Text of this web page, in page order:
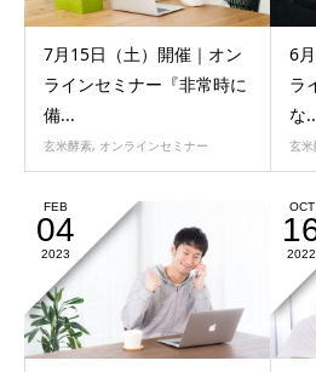
7月15日（土）開催｜オン
ラインセミナー『非常時に
備...
玄米酵素, オンラインセミナー
6
ラ
な
玄
FEB
04
2023
OCT
2022